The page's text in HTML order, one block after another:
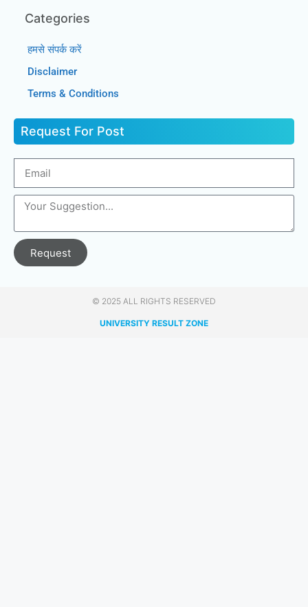
Categories
हमसे संपर्क करें
Disclaimer
Terms & Conditions
Request For Post
Request
© 2025 ALL RIGHTS RESERVED​
UNIVERSITY RESULT ZONE